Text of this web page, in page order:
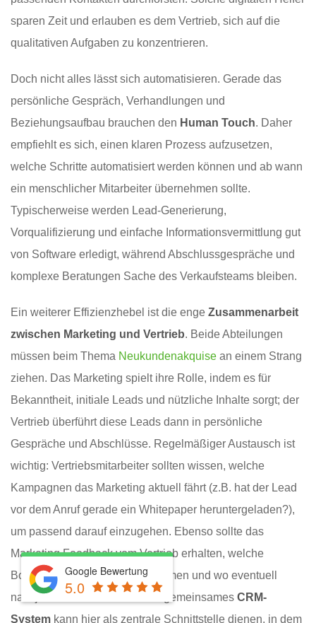
sparen Zeit und erlauben es dem Vertrieb, sich auf die
qualitativen Aufgaben zu konzentrieren.
Doch nicht alles lässt sich automatisieren. Gerade das
persönliche Gespräch, Verhandlungen und
Beziehungsaufbau brauchen den Human Touch. Daher
empfiehlt es sich, einen klaren Prozess aufzusetzen,
welche Schritte automatisiert werden können und ab wann
ein menschlicher Mitarbeiter übernehmen sollte.
Typischerweise werden Lead-Generierung,
Vorqualifizierung und einfache Informationsvermittlung gut
von Software erledigt, während Abschlussgespräche und
komplexe Beratungen Sache des Verkaufsteams bleiben.
Ein weiterer Effizienzhebel ist die enge Zusammenarbeit
zwischen Marketing und Vertrieb. Beide Abteilungen
müssen beim Thema Neukundenakquise an einem Strang
ziehen. Das Marketing spielt ihre Rolle, indem es für
Bekanntheit, initiale Leads und nützliche Inhalte sorgt; der
Vertrieb überführt diese Leads dann in persönliche
Gespräche und Abschlüsse. Regelmäßiger Austausch ist
wichtig: Vertriebsmitarbeiter sollten wissen, welche
Kampagnen das Marketing aktuell fährt (z.B. hat der Lead
vor dem Anruf gerade ein Whitepaper heruntergeladen?),
um passend darauf einzugehen. Ebenso sollte das
Marketing Feedback vom Vertrieb erhalten, welche
Botschaften bei Kunden ankommen und wo eventuell
nachjustiert werden muss. Ein gemeinsames CRM-
System kann hier als zentrale Schnittstelle dienen, in dem
Google Bewertung
5.0